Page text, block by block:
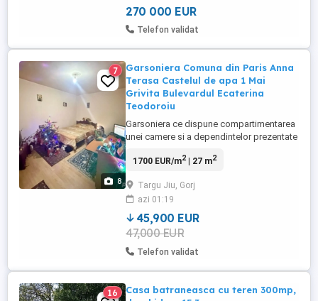
Porotherm - Casa are 4 intrari - posibilitate
270 000 EUR
Telefon validat
8
7
Garsoniera Comuna din Paris Anna
Terasa Castelul de apa 1 Mai
Grivita Bulevardul Ecaterina
Teodoroiu
Garsoniera ce dispune compartimentarea
unei camere si a dependintelor prezentate
bucatarie, hol de acces, toaleta.
individuala, fiind situat la primul etaj al
imobilului. Amplasarea este una centrala,
oferind acces facil ...
1700 EUR/m2| 27 m2
Targu Jiu, Gorj
azi 01:19
45,900 EUR
47,000 EUR
Telefon validat
16
Casa batraneasca cu teren 300mp,